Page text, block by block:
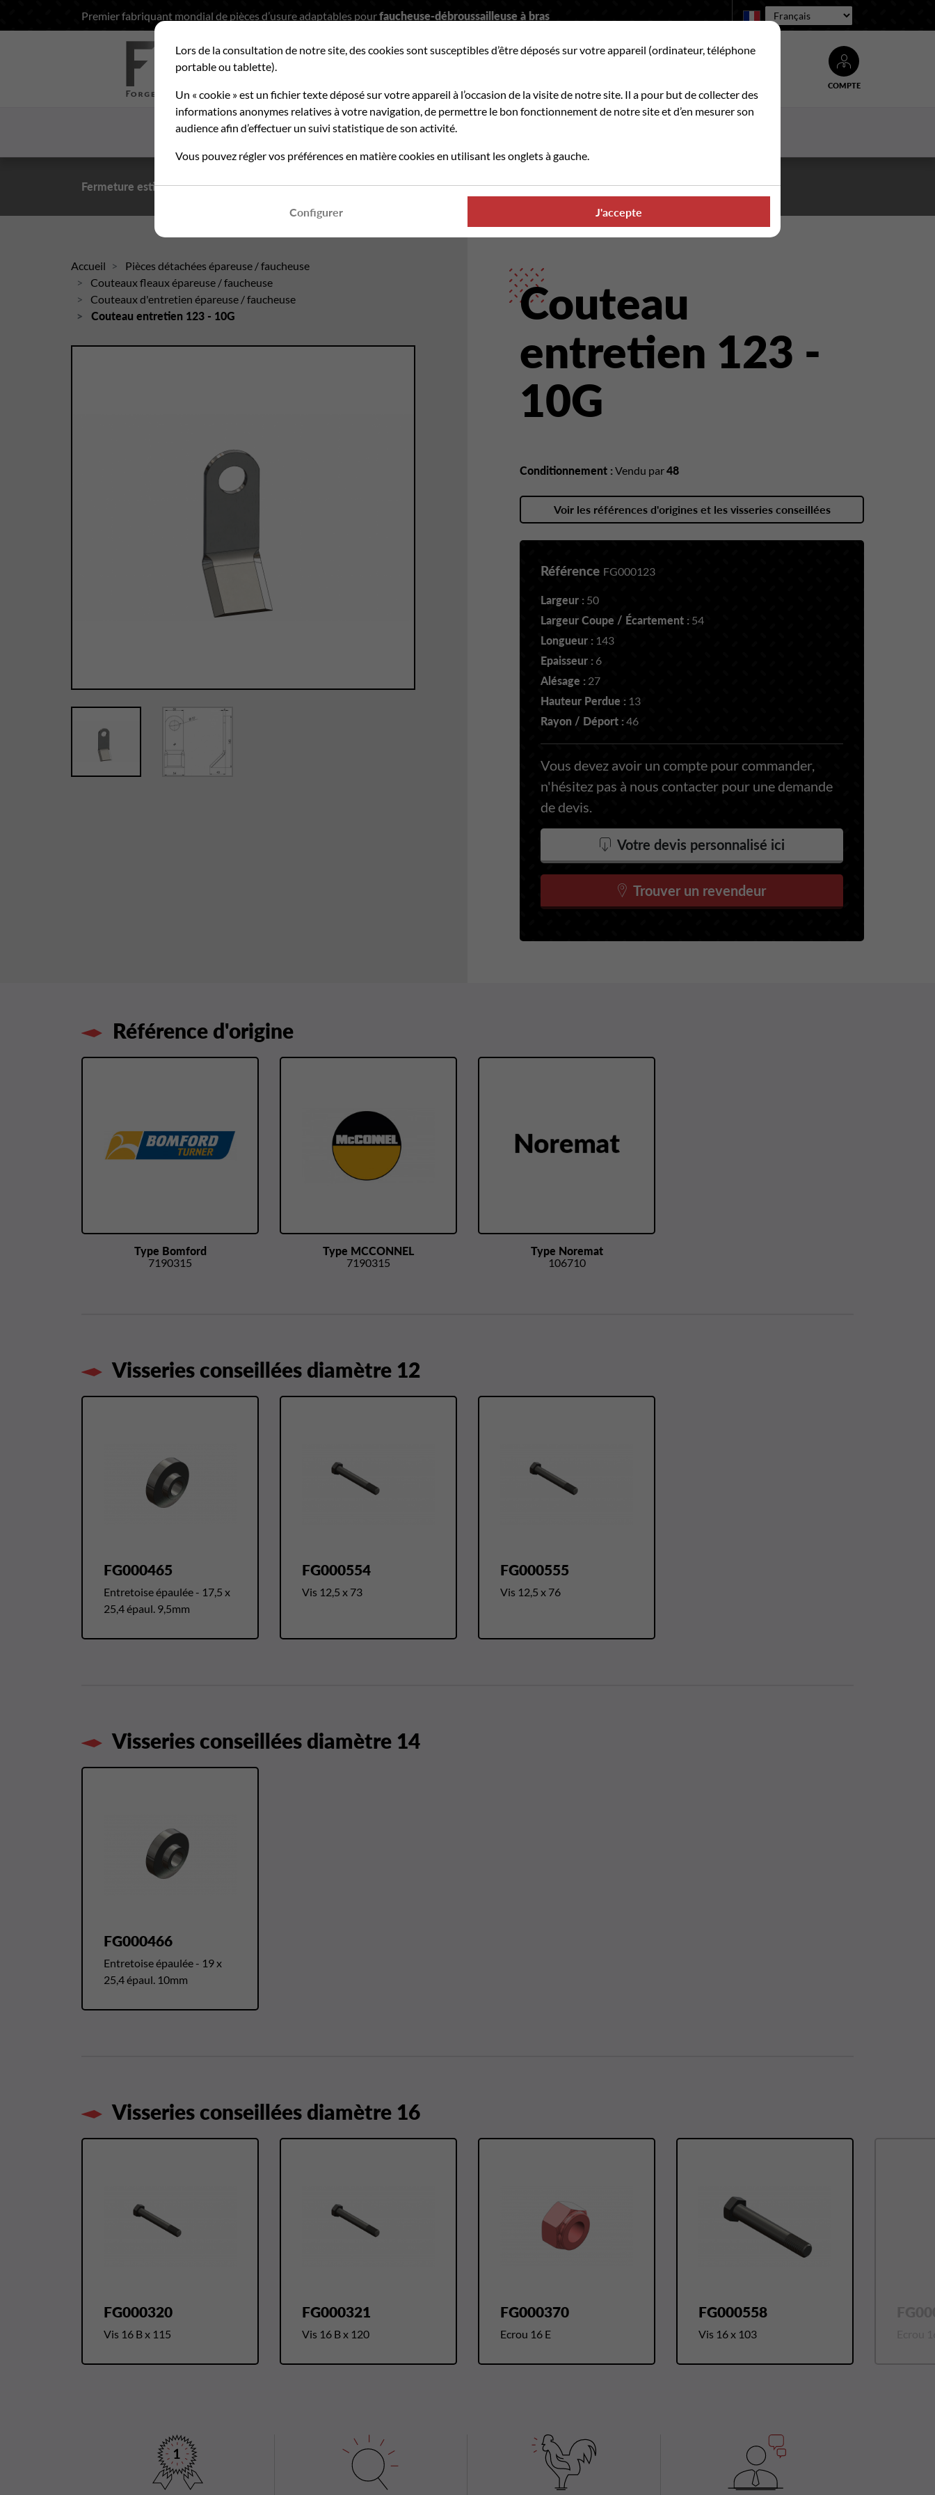
Premier fabriquant mondial de pièces d’usure adaptables pourfaucheuse-débroussailleuse à bras
Langue :
COMPTE
Rechercher
Rechercher
ACCUEIL LA SOCIETE PIÈCES D'USURE OÙ TROUVER NOS PRODUITS
Fermeture estivale du 10 au 21 août 2026- Permanence téléphonique et administrative assurée durant tout l'été. ☀️
Accueil
Pièces détachées épareuse / faucheuse
Couteaux fleaux épareuse / faucheuse
Couteaux d'entretien épareuse / faucheuse
Couteau entretien 123 - 10G
Couteau
entretien 123 -
10G
Conditionnement : Vendu par48
Voir les références d'origines et les visseries conseillées
Référence FG000123
Largeur : 50
Largeur Coupe / Écartement : 54
Longueur : 143
Epaisseur : 6
Alésage : 27
Hauteur Perdue : 13
Rayon / Déport :46
Vous devez avoir un compte pour commander,
n'hésitez pas à nous contacter pour une demande
de devis.
Votre devis personnalisé ici
Trouver un revendeur
Référence d'origine
Type Bomford
7190315
Type MCCONNEL
7190315
Type Noremat
106710
Visseries conseillées diamètre 12
FG000465
Entretoise épaulée - 17,5 x
25,4 épaul. 9,5mm
FG000554
Vis 12,5 x 73
FG000555
Vis 12,5 x 76
Visseries conseillées diamètre 14
FG000466
Entretoise épaulée - 19 x
25,4 épaul. 10mm
Visseries conseillées diamètre 16
FG000320
Vis 16 B x 115
FG000321
Vis 16 B x 120
FG000370
Ecrou 16 E
FG000558
Vis 16 x 103
Lors de la consultation de notre site, des cookies sont susceptibles d’être déposés sur votre appareil (ordinateur, téléphone
portable ou tablette).
Un « cookie » est un fichier texte déposé sur votre appareil à l’occasion de la visite de notre site. Il a pour but de collecter des
informations anonymes relatives à votre navigation, de permettre le bon fonctionnement de notre site et d’en mesurer son
audience afin d’effectuer un suivi statistique de son activité.
Vous pouvez régler vos préférences en matière cookies en utilisant les onglets à gauche.
Configurer J'accepte